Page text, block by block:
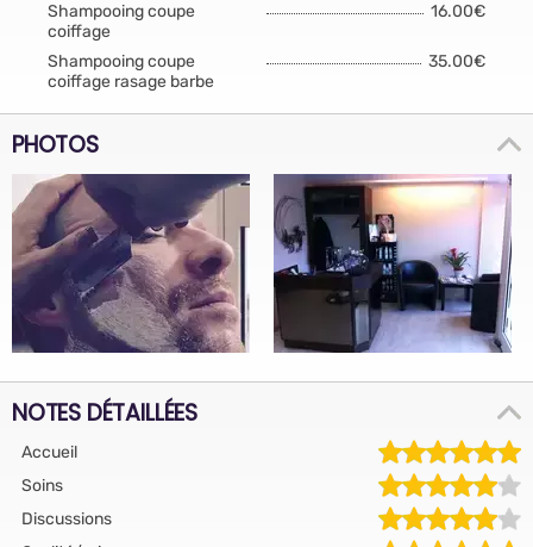
Shampooing coupe
coiffage
16.00€
Shampooing coupe
coiffage rasage barbe
35.00€
PHOTOS
NOTES DÉTAILLÉES
Accueil
Soins
Discussions